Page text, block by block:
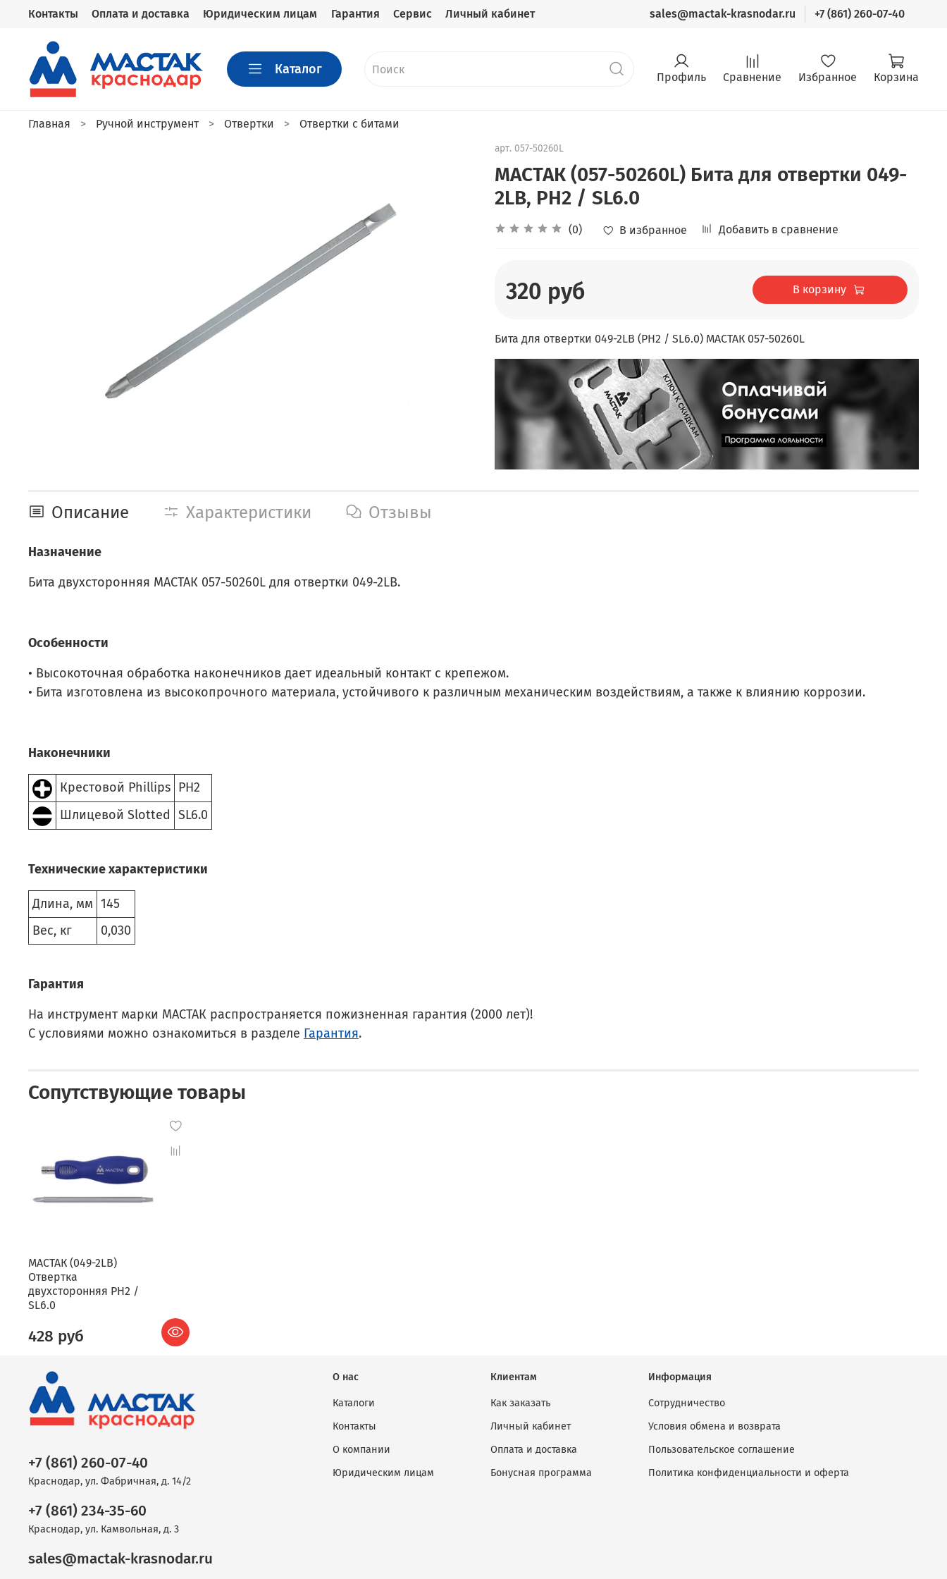
Контакты Оплата и доставка Юридическим лицам Гарантия Сервис Личный кабинет sales@mactak-krasnodar.ru +7 (861) 260-07-40
Каталог Профиль Сравнение Избранное Корзина
Главная Ручной инструмент Отвертки Отвертки с битами
арт. 057-50260L
МАСТАК (057-50260L) Бита для отвертки 049-
2LB, PH2 / SL6.0
(0) В избранное Добавить в сравнение
320 руб В корзину
Бита для отвертки 049-2LB (PH2 / SL6.0) МАСТАК 057-50260L
Описание Характеристики Отзывы
Назначение
Бита двухсторонняя МАСТАК 057-50260L для отвертки 049-2LB.
Особенности
• Высокоточная обработка наконечников дает идеальный контакт с крепежом.
• Бита изготовлена из высокопрочного материала, устойчивого к различным механическим воздействиям, а также к влиянию коррозии.
Наконечники
Крестовой Phillips PH2
Шлицевой Slotted SL6.0
Технические характеристики
Длина, мм 145
Вес, кг
0,030
Гарантия
На инструмент марки МАСТАК распространяется пожизненная гарантия (2000 лет)!
С условиями можно ознакомиться в разделе Гарантия.
Сопутствующие товары
МАСТАК (049-2LB)
Отвертка
двухсторонняя PH2 /
SL6.0
428 руб
О нас
Каталоги
Контакты
О компании
Юридическим лицам
Клиентам
Как заказать
Личный кабинет
Оплата и доставка
Бонусная программа
Информация
Сотрудничество
Условия обмена и возврата
Пользовательское соглашение
Политика конфиденциальности и оферта
+7 (861) 260-07-40
Краснодар, ул. Фабричная, д. 14/2
+7 (861) 234-35-60
Краснодар, ул. Камвольная, д. 3
sales@mactak-krasnodar.ru